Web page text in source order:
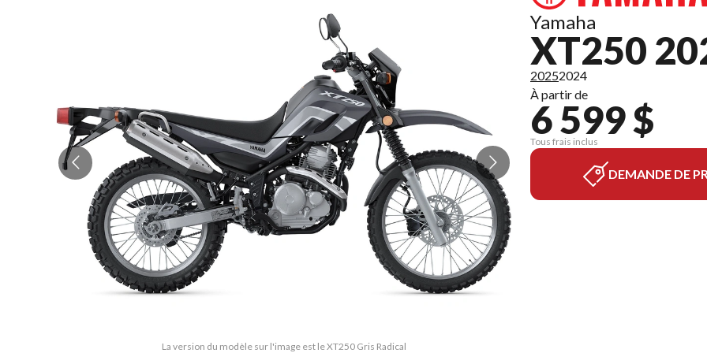
La version du modèle sur l'image est le XT250 Gris Radical
Yamaha
XT250
20252024
À partir de
6 599 $
Tous frais inclus
DEMANDE DE